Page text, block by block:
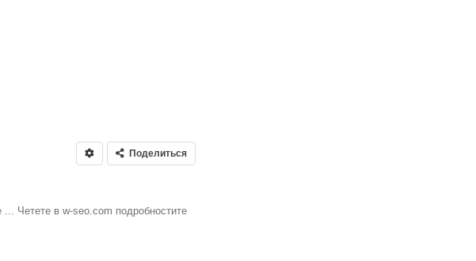
Поделиться
... Четете в w-seo.com подробностите